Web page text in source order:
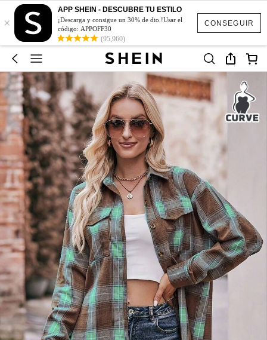
CONSEGUIR
×
APP SHEIN - DESCUBRE TU ESTILO
¡Descarga y consigue un 30% de dto.!Usar el
código: APPOFF30
(95,960)